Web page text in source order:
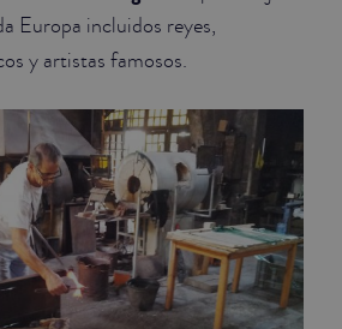
Europa incluidos reyes,
y artistas famosos.